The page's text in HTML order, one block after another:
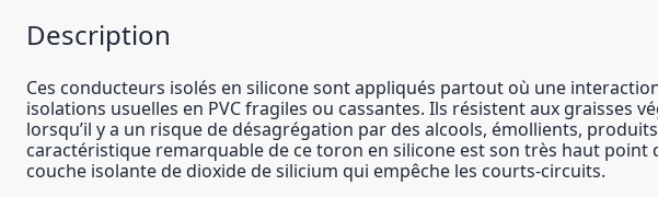
Description
Ces conducteurs isolés en silicone sont appliqués partout où une
isolations usuelles en PVC fragiles ou cassantes. Ils résistent aux graisses
lorsqu’il y a un risque de désagrégation par des alcools, émollients,
caractéristique remarquable de ce toron en silicone est son très haut
couche isolante de dioxide de silicium qui empêche les courts-circuits.